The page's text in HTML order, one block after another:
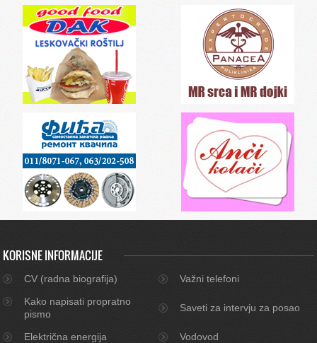
KORISNE INFORMACIJE
CV (radna biografija)
Važni telefoni
Kako napisati propratno
pismo
Saveti za intervju za posao
Električna energija
Vodovod